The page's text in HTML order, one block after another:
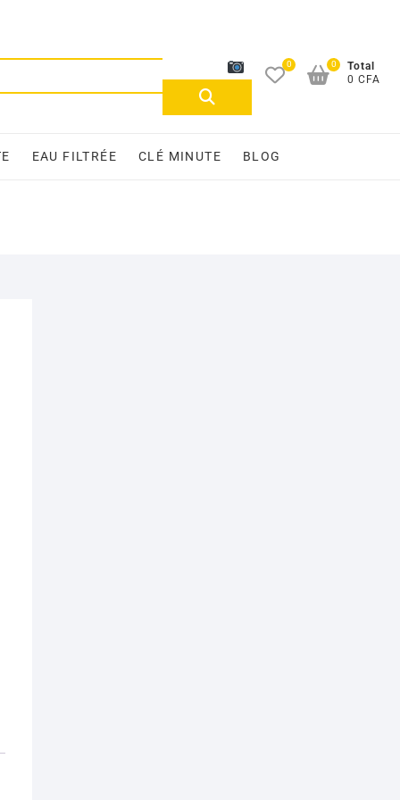
Recherche
0
Total
0 CFA
0
EAU FILTRÉE CLÉ MINUTE BLOG